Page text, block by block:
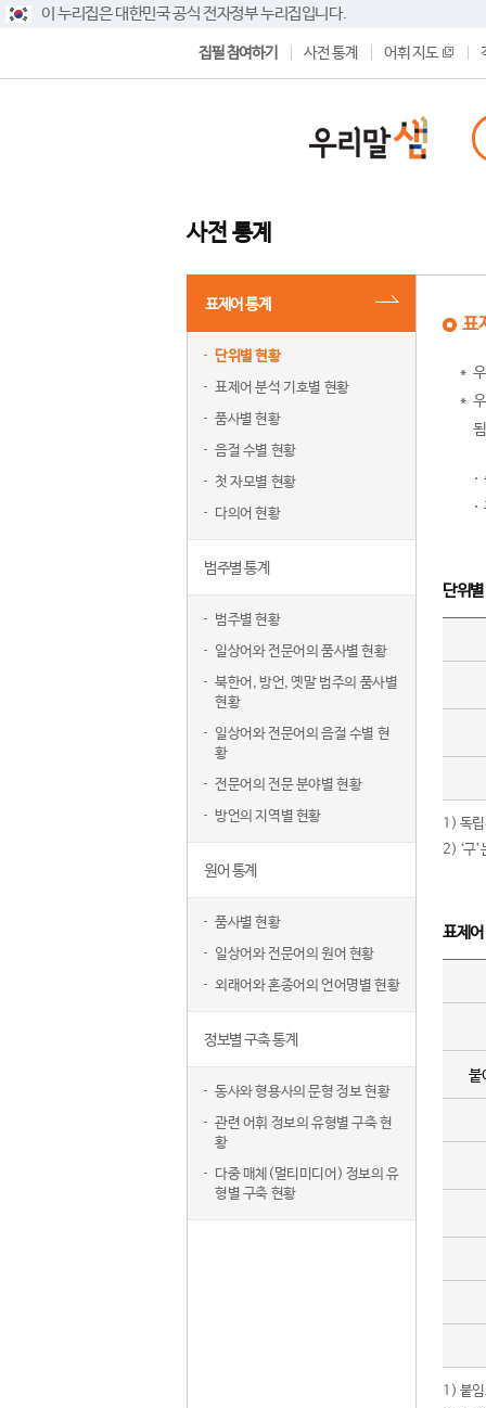
이 누리집은 대한민국 공식 전자정부 누리집입니다.
집필 참여하기 사전 통계 어휘 지도
사전 통계
표제어 통계
단위별 현황
표제어 분석 기호별 현황
품사별 현황
음절 수별 현황
첫 자모별 현황
다의어 현황
범주별 통계
범주별 현황
일상어와 전문어의 품사별 현황
북한어, 방언, 옛말 범주의 품사별
현황
일상어와 전문어의 음절 수별 현
황
전문어의 전문 분야별 현황
방언의 지역별 현황
원어 통계
품사별 현황
일상어와 전문어의 원어 현황
외래어와 혼종어의 언어명별 현황
정보별 구축 통계
동사와 형용사의 문형 정보 현황
관련 어휘 정보의 유형별 구축 현
황
다중 매체(멀티미디어) 정보의 유
형별 구축 현황
표
단위
1) 독립
2) ‘구
표제
붙
1) 붙